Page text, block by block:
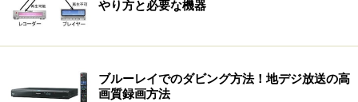
やり方と必要な機器
ブルーレイでのダビング方法！地デジ放送の高
画質録画方法